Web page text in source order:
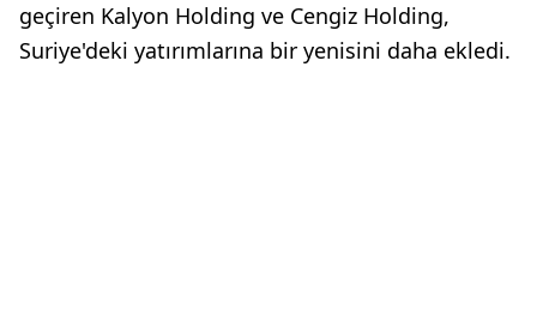
geçiren Kalyon Holding ve Cengiz Holding,
Suriye'deki yatırımlarına bir yenisini daha ekledi.